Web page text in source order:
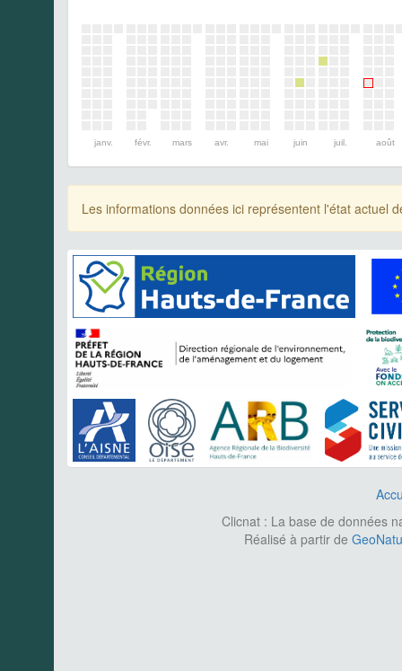
janv. févr. mars avr. mai juin juil. août
Les informations données ici représentent l'état actuel
Clicnat : La base de données
Réalisé à partir de